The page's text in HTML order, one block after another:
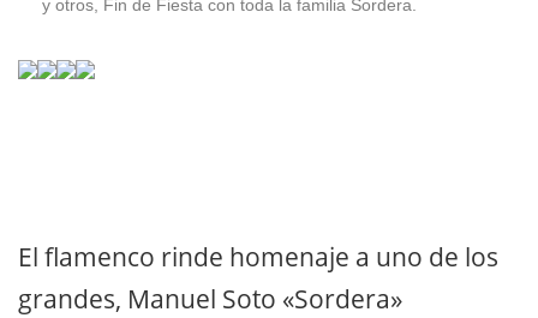
y otros, Fin de Fiesta con toda la familia Sordera.
El flamenco rinde homenaje a uno de los
grandes, Manuel Soto «Sordera»